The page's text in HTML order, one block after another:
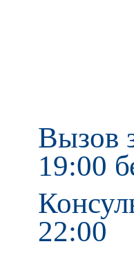
Вызов
19:00
22:00